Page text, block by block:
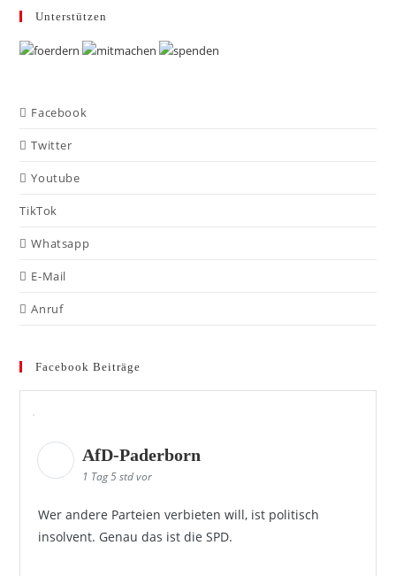
Unterstützen
Facebook
Twitter
Youtube
TikTok
Whatsapp
E-Mail
Anruf
Facebook Beiträge
AfD-Paderborn
1 Tag 5 std vor
Wer andere Parteien verbieten will, ist politisch
insolvent. Genau das ist die SPD.